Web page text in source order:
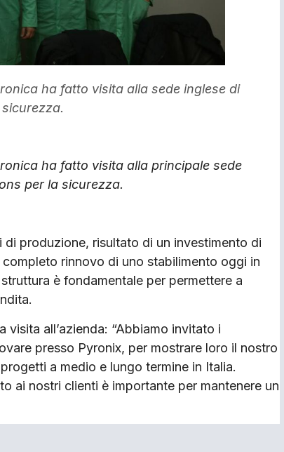
ha fatto visita alla sede inglese di
ha fatto visita alla principale sede
per la sicurezza.
produzione, risultato di un investimento di
rinnovo di uno stabilimento oggi in
è fondamentale per permettere a
visita all’azienda: “Abbiamo invitato i
presso Pyronix, per mostrare loro il nostro
a medio e lungo termine in Italia.
ai nostri clienti è importante per mantenere un